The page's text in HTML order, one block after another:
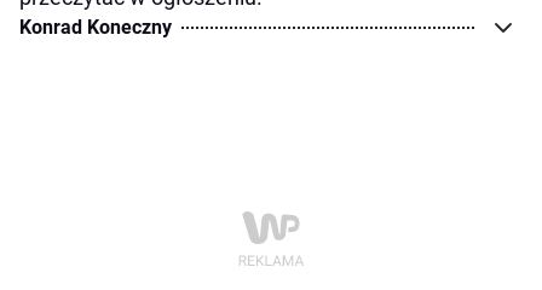
Konrad Koneczny